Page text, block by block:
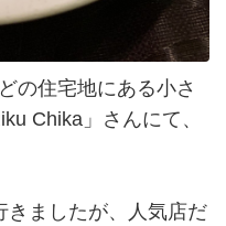
の住宅地にある小さ
Chika」さんにて、
きましたが、人気店だ